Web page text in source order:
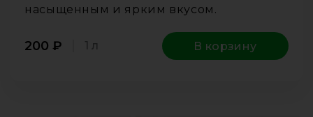
насыщенным и ярким вкусом.
200 ₽ 1 л В корзину